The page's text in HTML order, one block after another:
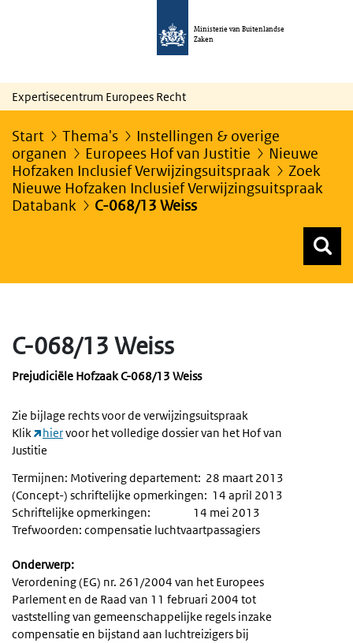
Ministerie van Buitenlandse
Zaken
Expertisecentrum Europees Recht
Start Thema's
Instellingen & overige
organen
Europees Hof van Justitie
Nieuwe
Hofzaken Inclusief Verwijzingsuitspraak
Zoek
Nieuwe Hofzaken Inclusief Verwijzingsuitspraak
Databank
C-068/13 Weiss
C-068/13 Weiss
Prejudiciële Hofzaak C-068/13 Weiss
Zie bijlage rechts voor de verwijzingsuitspraak
Klik
hiervoor het volledige dossier van het Hof van
Justitie
Termijnen: Motivering departement: 28 maart 2013
(Concept-) schriftelijke opmerkingen: 14 april 2013
Schriftelijke opmerkingen: 14 mei 2013
Trefwoorden: compensatie luchtvaartpassagiers
Onderwerp:
Verordening (EG) nr. 261/2004 van het Europees
Parlement en de Raad van 11 februari 2004 tot
vaststelling van gemeenschappelĳke regels inzake
compensatie en bĳstand aan luchtreizigers bĳ